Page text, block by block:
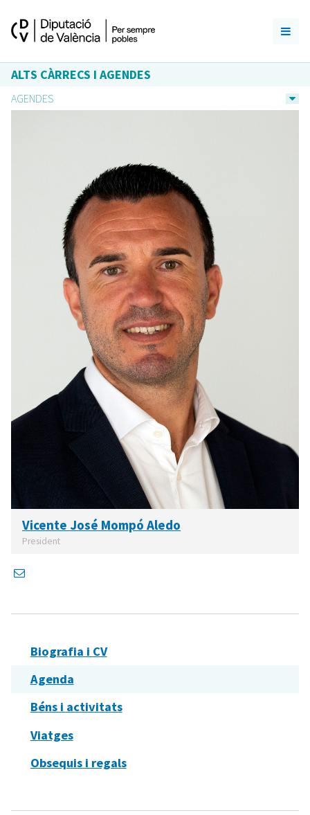
ALTS CÀRRECS I AGENDES
AGENDES
Vicente José Mompó Aledo
President
Biografia i CV
Agenda
Béns i activitats
Viatges
Obsequis i regals